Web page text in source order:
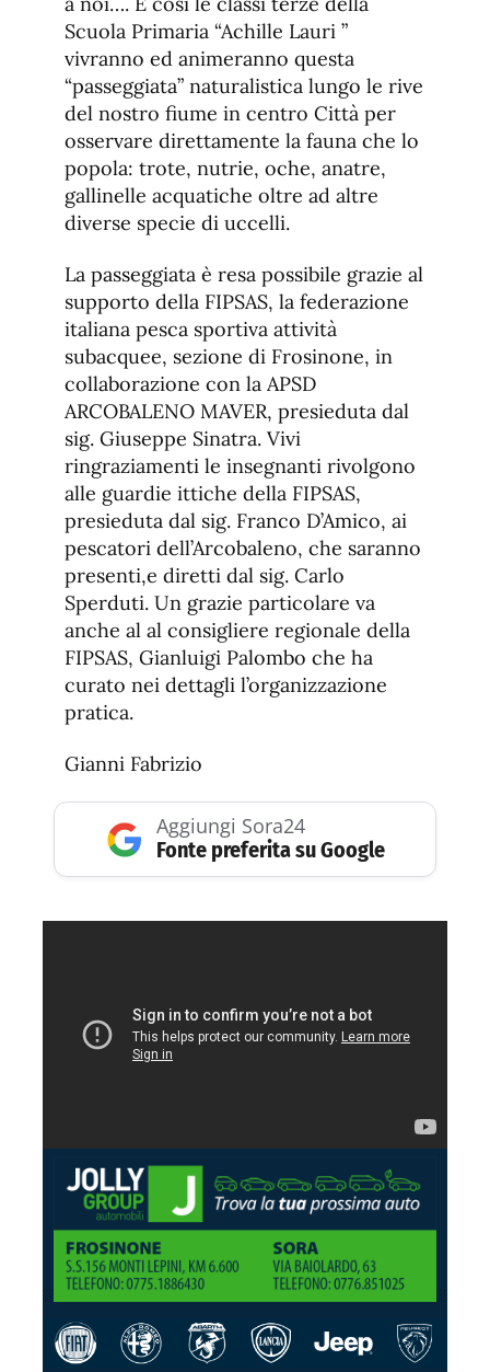
Scuola Primaria “Achille Lauri ”
vivranno ed animeranno questa
“passeggiata” naturalistica lungo le rive
del nostro fiume in centro Città per
osservare direttamente la fauna che lo
popola: trote, nutrie, oche, anatre,
gallinelle acquatiche oltre ad altre
diverse specie di uccelli.
La passeggiata è resa possibile grazie al
supporto della FIPSAS, la federazione
italiana pesca sportiva attività
subacquee, sezione di Frosinone, in
collaborazione con la APSD
ARCOBALENO MAVER, presieduta dal
sig. Giuseppe Sinatra. Vivi
ringraziamenti le insegnanti rivolgono
alle guardie ittiche della FIPSAS,
presieduta dal sig. Franco D’Amico, ai
pescatori dell’Arcobaleno, che saranno
presenti,e diretti dal sig. Carlo
Sperduti. Un grazie particolare va
anche al al consigliere regionale della
FIPSAS, Gianluigi Palombo che ha
curato nei dettagli l’organizzazione
pratica.
Gianni Fabrizio
Aggiungi Sora24
Fonte preferita su Google